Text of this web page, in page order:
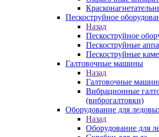
Пескоструйное
Назад
Пескоструйное
Пескоструйные
Пескоструйные
Галтовочные машины
Назад
Галтовочные
Вибрационные
(виброгалтовки)
Оборудование для
Назад
Оборудование для